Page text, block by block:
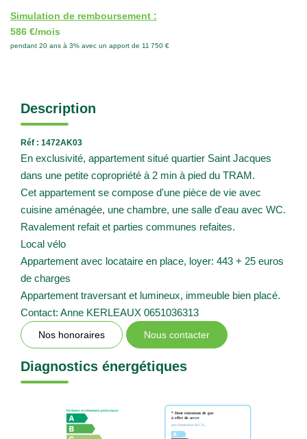
Simulation de remboursement :
586 €/mois
pendant 20 ans à 3% avec un apport de 11 750 €
Description
Réf : 1472AK03
En exclusivité, appartement situé quartier Saint Jacques
dans une petite copropriété à 2 min à pied du TRAM.
Cet appartement se compose d'une pièce de vie avec
cuisine aménagée, une chambre, une salle d'eau avec WC.
Ravalement refait et parties communes refaites.
Local vélo
Appartement avec locataire en place, loyer: 443 + 25 euros
de charges
Appartement traversant et lumineux, immeuble bien placé.
Contact: Anne KERLEAUX 0651036313
Nos honoraires Nous contacter
Diagnostics énergétiques